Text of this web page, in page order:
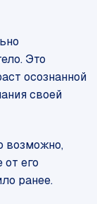
Это
осознанной
своей
возможно,
его
ранее.